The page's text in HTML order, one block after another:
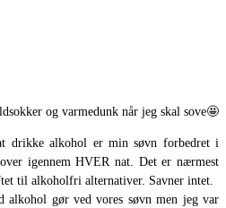
og varmedunk når jeg skal sove🤩
drikke alkohol er min søvn forbedret i
igennem HVER nat. Det er nærmest
til alkoholfri alternativer. Savner intet.
alkohol gør ved vores søvn men jeg var